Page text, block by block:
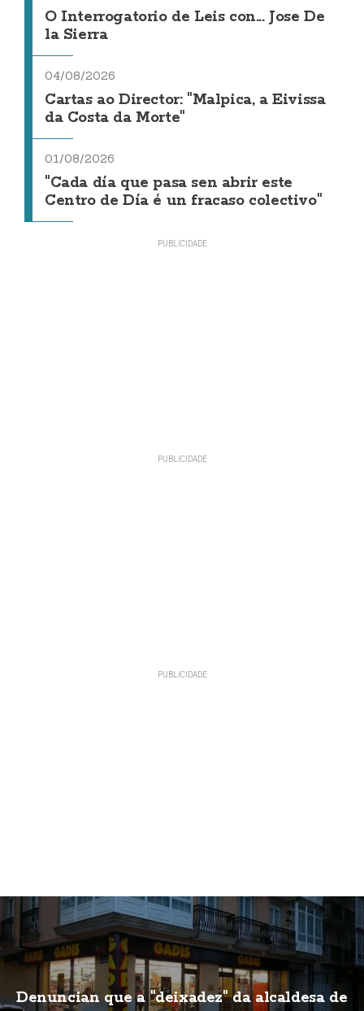
O Interrogatorio de Leis con... Jose De
la Sierra
04/08/2026
Cartas ao Director: "Malpica, a Eivissa
da Costa da Morte"
01/08/2026
"Cada día que pasa sen abrir este
Centro de Día é un fracaso colectivo"
Denuncian que a "deixadez" da alcaldesa de